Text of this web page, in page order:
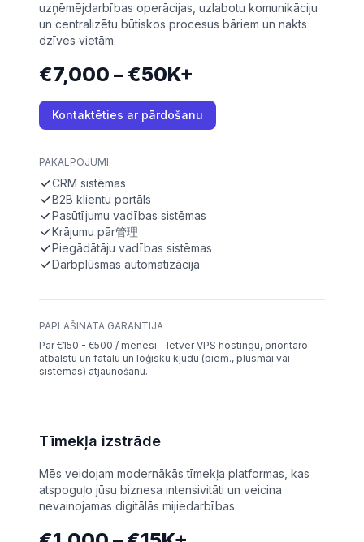
uzņēmējdarbības operācijas, uzlabotu komunikāciju
un centralizētu būtiskos procesus bāriem un nakts
dzīves vietām.
€7,000 – €50K+
Kontaktēties ar pārdošanu
PAKALPOJUMI
CRM sistēmas
B2B klientu portāls
Pasūtījumu vadības sistēmas
Krājumu pār管理
Piegādātāju vadības sistēmas
Darbplūsmas automatizācija
PAPLAŠINĀTA GARANTIJA
Par €150 - €500 / mēnesī – Ietver VPS hostingu, prioritāro
atbalstu un fatālu un loģisku kļūdu (piem., plūsmai vai
sistēmās) atjaunošanu.
Tīmekļa izstrāde
Mēs veidojam modernākās tīmekļa platformas, kas
atspoguļo jūsu biznesa intensivitāti un veicina
nevainojamas digitālās mijiedarbības.